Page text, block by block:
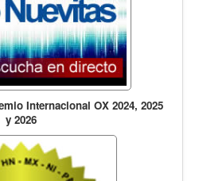
Internacional OX 2024, 2025
y 2026